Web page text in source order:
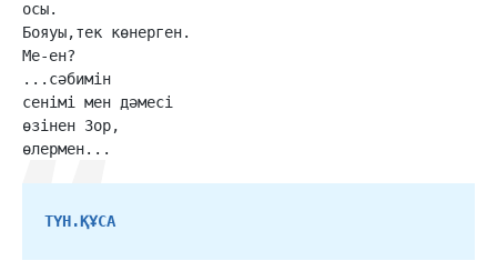
осы.
Бояуы,тек көнерген.
Ме-ен?
...сәбимін
сенімі мен дәмесі
өзінен Зор,
өлермен...
ТҮН.ҚҰСА